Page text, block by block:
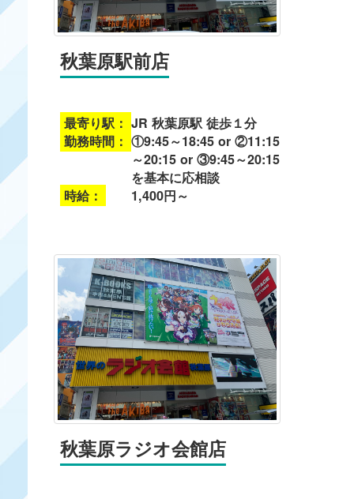
秋葉原駅前店
最寄り駅： JR 秋葉原駅 徒歩１分
勤務時間： ①9:45～18:45 or ②11:15
～20:15 or ③9:45～20:15
を基本に応相談
時給：
1,400円～
秋葉原ラジオ会館店